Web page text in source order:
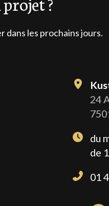
dans les prochains jours.
24
du
de
01